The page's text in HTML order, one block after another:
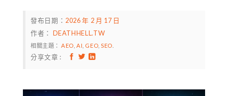
發布日期： 2026 年 2 月 17 日
作者： DEATHHELL.TW
相關主題：AEO ,AI GEO ,SEO
分享文章 :